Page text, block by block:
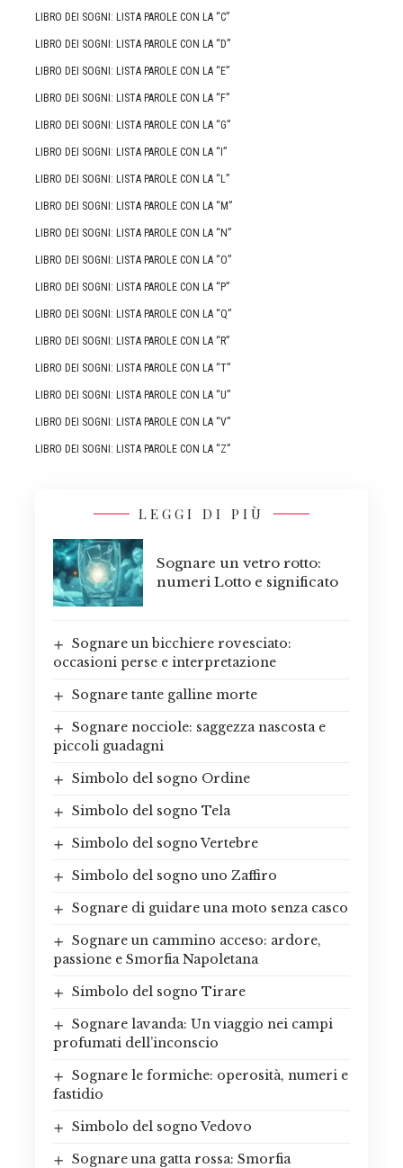
LIBRO DEI SOGNI: LISTA PAROLE CON LA “C”
LIBRO DEI SOGNI: LISTA PAROLE CON LA “D”
LIBRO DEI SOGNI: LISTA PAROLE CON LA “E”
LIBRO DEI SOGNI: LISTA PAROLE CON LA “F”
LIBRO DEI SOGNI: LISTA PAROLE CON LA “G”
LIBRO DEI SOGNI: LISTA PAROLE CON LA “I”
LIBRO DEI SOGNI: LISTA PAROLE CON LA “L”
LIBRO DEI SOGNI: LISTA PAROLE CON LA “M”
LIBRO DEI SOGNI: LISTA PAROLE CON LA “N”
LIBRO DEI SOGNI: LISTA PAROLE CON LA “O”
LIBRO DEI SOGNI: LISTA PAROLE CON LA “P”
LIBRO DEI SOGNI: LISTA PAROLE CON LA “Q”
LIBRO DEI SOGNI: LISTA PAROLE CON LA “R”
LIBRO DEI SOGNI: LISTA PAROLE CON LA “T”
LIBRO DEI SOGNI: LISTA PAROLE CON LA “U”
LIBRO DEI SOGNI: LISTA PAROLE CON LA “V”
LIBRO DEI SOGNI: LISTA PAROLE CON LA “Z”
LEGGI DI PIÙ
Sognare un vetro rotto:
numeri Lotto e significato
Sognare un bicchiere rovesciato:
occasioni perse e interpretazione
Sognare tante galline morte
Sognare nocciole: saggezza nascosta e
piccoli guadagni
Simbolo del sogno Ordine
Simbolo del sogno Tela
Simbolo del sogno Vertebre
Simbolo del sogno uno Zaffiro
Sognare di guidare una moto senza casco
Sognare un cammino acceso: ardore,
passione e Smorfia Napoletana
Simbolo del sogno Tirare
Sognare lavanda: Un viaggio nei campi
profumati dell’inconscio
Sognare le formiche: operosità, numeri e
fastidio
Simbolo del sogno Vedovo
Sognare una gatta rossa: Smorfia